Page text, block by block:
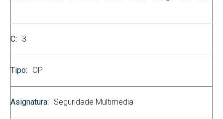
3
OP
Seguridade Multimedia